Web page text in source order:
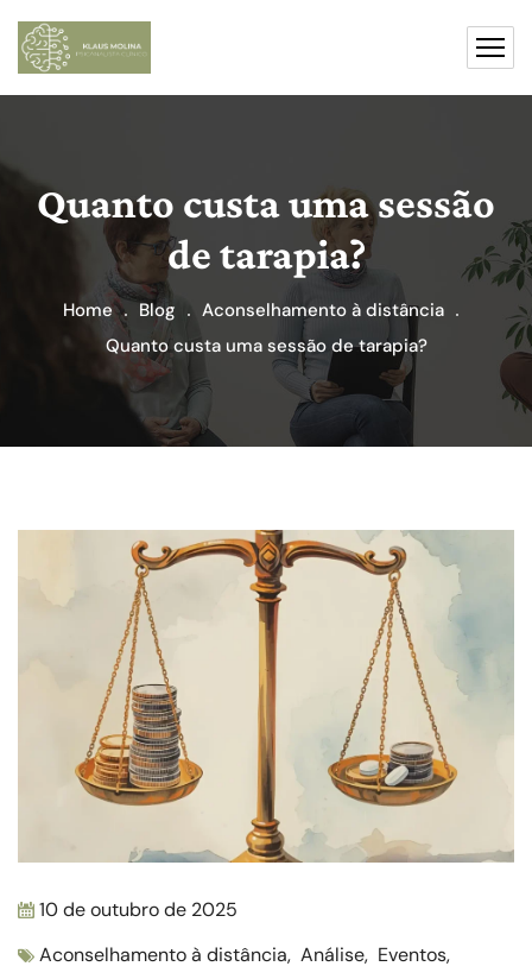
Quanto custa uma sessão
de tarapia?
Home Blog
Aconselhamento à distância
Quanto custa uma sessão de tarapia?
10 de outubro de 2025
Aconselhamento à distância, Análise, Eventos,